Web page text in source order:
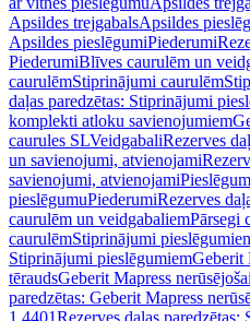
Apsildes trejgabalsApsildes
Apsildes pieslēgumiPiederumi
PiederumiBlīves caurulēm un
caurulēmStiprinājumi caurulēm
daļas paredzētas: Stiprinājumi
komplekti atloku savienojumiem
caurules SLVeidgabaliRezerves
un savienojumi, atvienojami
savienojumi, atvienojami
pieslēgumuPiederumiRezerves
caurulēm un veidgabaliemPārsegi
caurulēmStiprinājumi
Stiprinājumi pieslēgumiemGeberit
tēraudsGeberit Mapress
paredzētas: Geberit Mapress
1.4401Rezerves daļas paredzētas: